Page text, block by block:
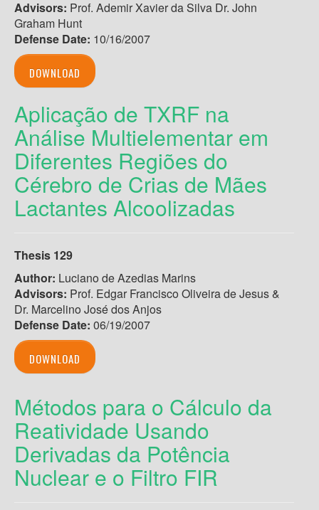
Advisors: Prof. Ademir Xavier da Silva Dr. John
Graham Hunt
Defense Date: 10/16/2007
DOWNLOAD
Aplicação de TXRF na
Análise Multielementar em
Diferentes Regiões do
Cérebro de Crias de Mães
Lactantes Alcoolizadas
Thesis 129
Author: Luciano de Azedias Marins
Advisors: Prof. Edgar Francisco Oliveira de Jesus &
Dr. Marcelino José dos Anjos
Defense Date: 06/19/2007
DOWNLOAD
Métodos para o Cálculo da
Reatividade Usando
Derivadas da Potência
Nuclear e o Filtro FIR